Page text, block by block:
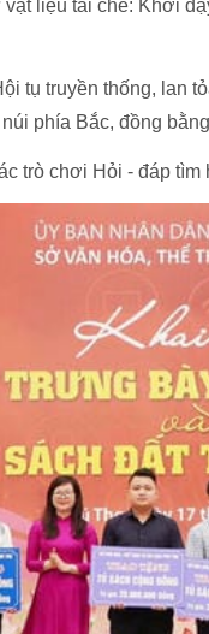
liệu tái chế: Khơi
tụ truyền thống, lan
phía Bắc, đồng
trò chơi Hỏi - đáp